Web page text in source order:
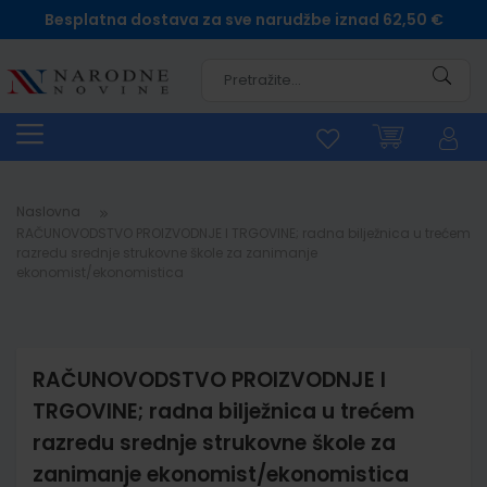
Besplatna dostava za sve narudžbe iznad 62,50 €
Naslovna
RAČUNOVODSTVO PROIZVODNJE I
TRGOVINE; radna bilježnica u trećem
razredu srednje strukovne škole za
zanimanje ekonomist/ekonomistica